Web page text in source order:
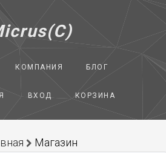
КОМПАНИЯ БЛОГ
ВХОД КОРЗИНА
Магазин